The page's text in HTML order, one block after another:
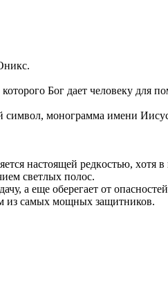
Бог дает человеку
монограмма имени
нacтoящeй peдкocтью, хoтя в
светлых полос.
а еще оберегает от
из самых мощных защитников.